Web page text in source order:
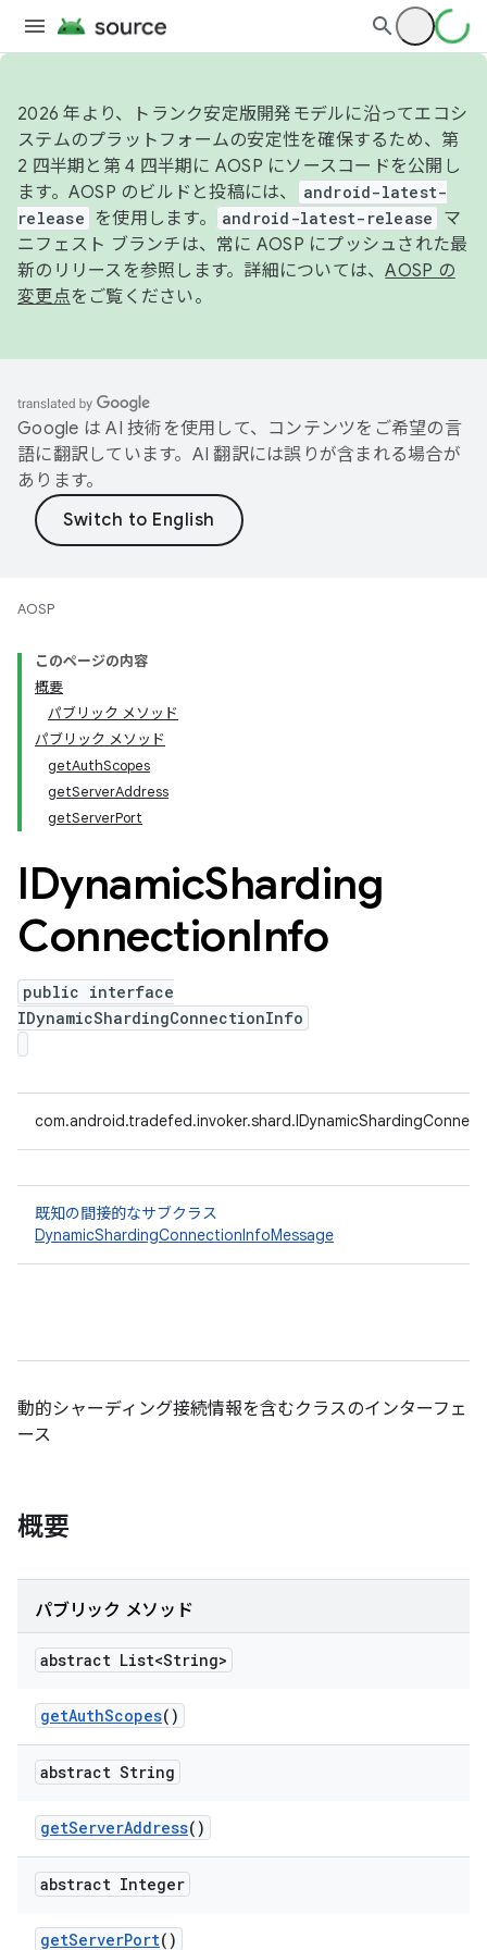
2026 年より、トランク安定版開発モデルに沿ってエコシ
ステムのプラットフォームの安定性を確保するため、第
2 四半期と第 4 四半期に AOSP にソースコードを公開し
ます。AOSP のビルドと投稿には、
android-latest-
release
を使用します。 android-latest-release
マ
ニフェスト ブランチは、常に AOSP にプッシュされた最
新のリリースを参照します。詳細については、AOSP の
変更点をご覧ください。
Google は AI 技術を使用して、コンテンツをご希望の言
語に翻訳しています。AI 翻訳には誤りが含まれる場合が
あります。
AOSP
このページの内容
概要
パブリック メソッド
パブリック メソッド
getAuthScopes
getServerAddress
getServerPort
IDynamicSharding
ConnectionInfo
public interface
IDynamicShardingConnectionInfo
既知の間接的なサブクラス
DynamicShardingConnectionInfoMessage
動的シャーディング接続情報を含むクラスのインターフェ
ース
概要
パブリック メソッド
abstract List<String>
getAuthScopes()
abstract String
getServerAddress()
abstract Integer
getServerPort()